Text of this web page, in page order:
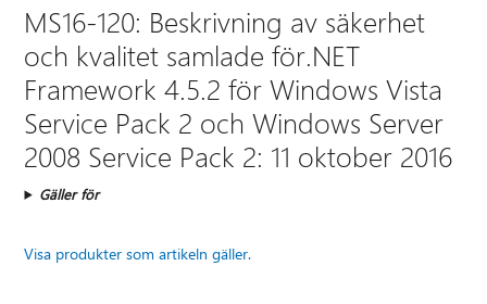
MS16-120: Beskrivning av säkerhet
och kvalitet samlade för.NET
Framework 4.5.2 för Windows Vista
Service Pack 2 och Windows Server
2008 Service Pack 2: 11 oktober 2016
Gäller för
Visa produkter som artikeln gäller.